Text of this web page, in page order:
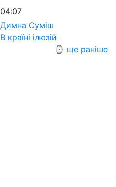
04:07
Димна Суміш
В країні ілюзій
⌚ ще раніше